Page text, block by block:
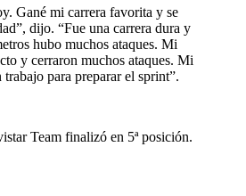
Gané mi carrera favorita y se
dijo. “Fue una carrera dura y
hubo muchos ataques. Mi
y cerraron muchos ataques. Mi
para preparar el sprint”.
Team finalizó en 5ª posición.